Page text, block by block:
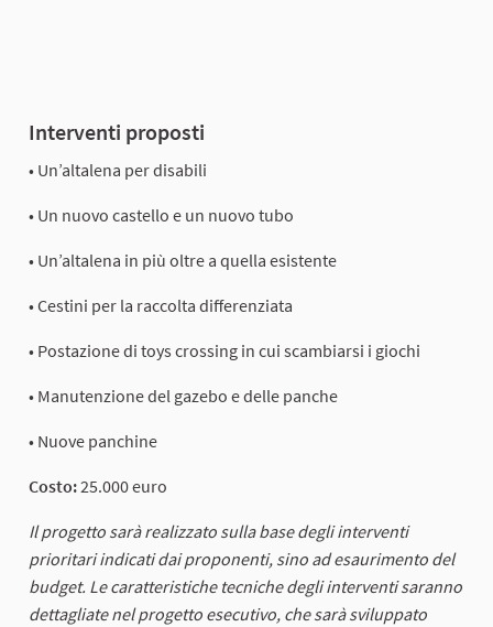
Interventi proposti
• Un’altalena per disabili
• Un nuovo castello e un nuovo tubo
• Un’altalena in più oltre a quella esistente
• Cestini per la raccolta differenziata
• Postazione di toys crossing in cui scambiarsi i giochi
• Manutenzione del gazebo e delle panche
• Nuove panchine
Costo:25.000 euro
Il progetto sarà realizzato sulla base degli interventi
prioritari indicati dai proponenti, sino ad esaurimento del
budget. Le caratteristiche tecniche degli interventi saranno
dettagliate nel progetto esecutivo, che sarà sviluppato